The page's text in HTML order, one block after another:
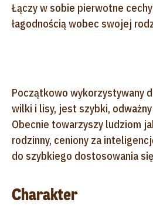
Łączy w sobie pierwotne
łagodnością wobec swojej
Początkowo wykorzystywany
wilki i lisy, jest szybki, odważny
Obecnie towarzyszy ludziom
rodzinny, ceniony za
do szybkiego dostosowania
Charakter